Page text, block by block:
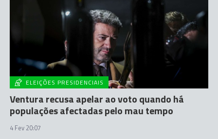
ELEIÇÕES PRESIDENCIAIS
Ventura recusa apelar ao voto quando há
populações afectadas pelo mau tempo
4 Fev 20:07